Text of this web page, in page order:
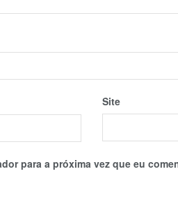
Site
para a próxima vez que eu